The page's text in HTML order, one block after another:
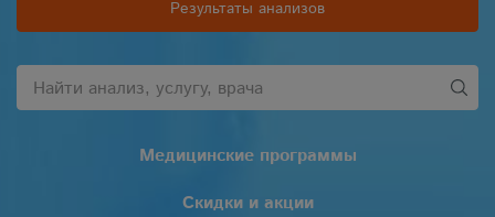
Результаты анализов
Медицинские программы
Скидки и акции